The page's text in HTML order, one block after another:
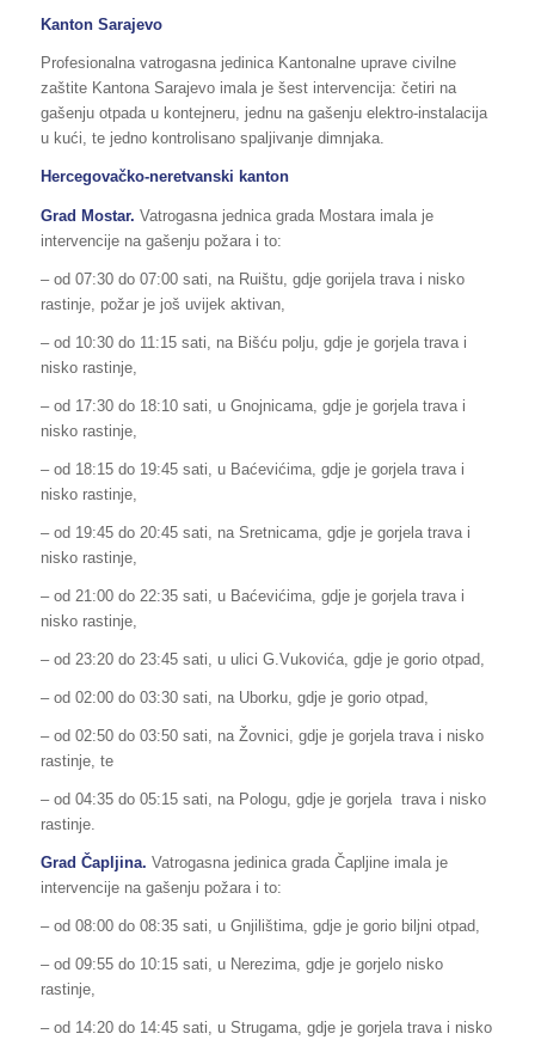
Kanton Sarajevo
Profesionalna vatrogasna jedinica Kantonalne uprave civilne
zaštite Kantona Sarajevo imala je šest intervencija: četiri na
gašenju otpada u kontejneru, jednu na gašenju elektro-instalacija
u kući, te jedno kontrolisano spaljivanje dimnjaka.
Hercegovačko-neretvanski kanton
Grad Mostar. Vatrogasna jednica grada Mostara imala je
intervencije na gašenju požara i to:
– od 07:30 do 07:00 sati, na Ruištu, gdje gorijela trava i nisko
rastinje, požar je još uvijek aktivan,
– od 10:30 do 11:15 sati, na Bišću polju, gdje je gorjela trava i
nisko rastinje,
– od 17:30 do 18:10 sati, u Gnojnicama, gdje je gorjela trava i
nisko rastinje,
– od 18:15 do 19:45 sati, u Baćevićima, gdje je gorjela trava i
nisko rastinje,
– od 19:45 do 20:45 sati, na Sretnicama, gdje je gorjela trava i
nisko rastinje,
– od 21:00 do 22:35 sati, u Baćevićima, gdje je gorjela trava i
nisko rastinje,
– od 23:20 do 23:45 sati, u ulici G.Vukovića, gdje je gorio otpad,
– od 02:00 do 03:30 sati, na Uborku, gdje je gorio otpad,
– od 02:50 do 03:50 sati, na Žovnici, gdje je gorjela trava i nisko
rastinje, te
– od 04:35 do 05:15 sati, na Pologu, gdje je gorjela trava i nisko
rastinje.
Grad Čapljina. Vatrogasna jedinica grada Čapljine imala je
intervencije na gašenju požara i to:
– od 08:00 do 08:35 sati, u Gnjilištima, gdje je gorio biljni otpad,
– od 09:55 do 10:15 sati, u Nerezima, gdje je gorjelo nisko
rastinje,
– od 14:20 do 14:45 sati, u Strugama, gdje je gorjela trava i nisko